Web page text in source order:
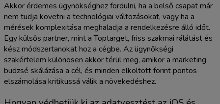
Akkor érdemes ügynökséghez fordulni, ha a belső csapat már
nem tudja követni a technológiai változásokat, vagy ha a
mérések komplexitása meghaladja a rendelkezésre álló időt.
Egy külsős partner, mint a Toptarget, friss szakmai rálátást és
kész módszertanokat hoz a cégbe. Az ügynökségi
szakértelem különösen akkor térül meg, amikor a marketing
büdzsé skálázása a cél, és minden elköltött forint pontos
elszámolása kritikussá válik a növekedéshez.